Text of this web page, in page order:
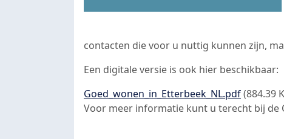
contacten die voor u nuttig kunnen zijn,
Een digitale versie is ook hier beschikbaar:
Document
Goed_wonen_in_Etterbeek_NL.pdf(884.39
Voor meer informatie kunt u terecht bij de